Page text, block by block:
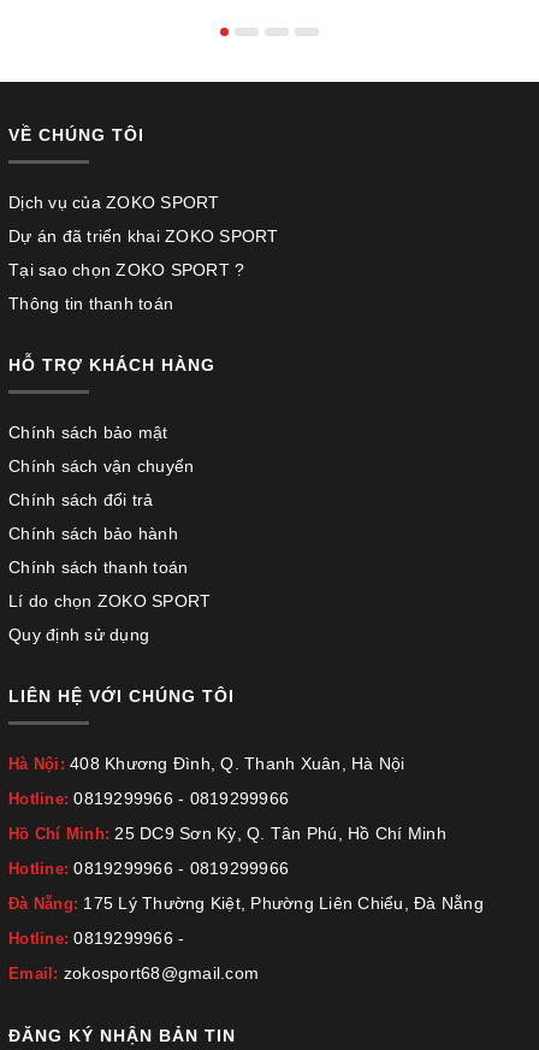
VỀ CHÚNG TÔI
Dịch vụ của ZOKO SPORT
Dự án đã triển khai ZOKO SPORT
Tại sao chọn ZOKO SPORT ?
Thông tin thanh toán
HỖ TRỢ KHÁCH HÀNG
Chính sách bảo mật
Chính sách vận chuyển
Chính sách đổi trả
Chính sách bảo hành
Chính sách thanh toán
Lí do chọn ZOKO SPORT
Quy định sử dụng
LIÊN HỆ VỚI CHÚNG TÔI
Hà Nội: 408 Khương Đình, Q. Thanh Xuân, Hà Nội
Hotline:0819299966 - 0819299966
Hồ Chí Minh:25 DC9 Sơn Kỳ, Q. Tân Phú, Hồ Chí Minh
Hotline:0819299966 - 0819299966
Đà Nẵng: 175 Lý Thường Kiệt, Phường Liên Chiểu, Đà Nẵng
Hotline:0819299966 -
Email: zokosport68@gmail.com
ĐĂNG KÝ NHẬN BẢN TIN